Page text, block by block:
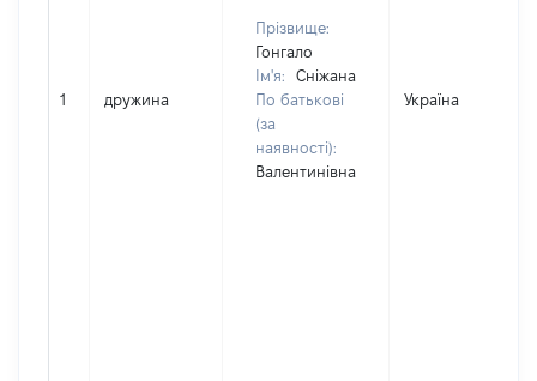
1 дружина
Прізвище:
Гонгало
Ім'я:
Сніжана
По батькові
(за
наявності):
Валентинівна
Україна